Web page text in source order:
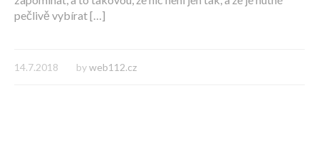
pečlivě vybírat […]
14.7.2018 byweb112.cz